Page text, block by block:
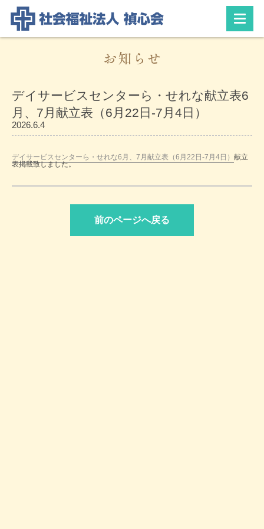
お知らせ
デイサービスセンターら・せれな献立表6
月、7月献立表（6月22日-7月4日）
2026.6.4
デイサービスセンターら・せれな6月、7月献立表（6月22日-7月4日） 献立
表掲載致しました。
前のページへ戻る